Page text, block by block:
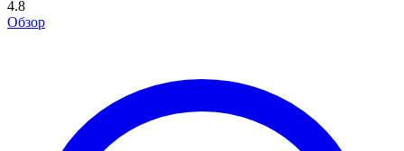
4.8
Обзор